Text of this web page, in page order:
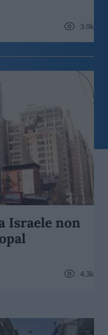
3.9k
Israele non
4.3k